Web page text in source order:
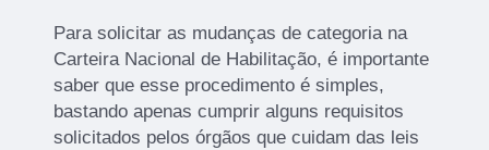
Para solicitar as mudanças de categoria na
Carteira Nacional de Habilitação, é importante
saber que esse procedimento é simples,
bastando apenas cumprir alguns requisitos
solicitados pelos órgãos que cuidam das leis